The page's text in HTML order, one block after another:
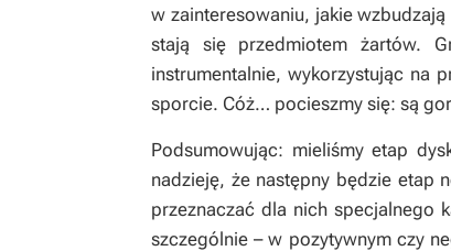
w zainteresowaniu, jakie
stają się przedmiotem żartów.
instrumentalnie, wykorzystując na
sporcie. Cóż… pocieszmy się: są
Podsumowując: mieliśmy etap
nadzieję, że następny będzie etap
przeznaczać dla nich specjalnego
szczególnie – w pozytywnym czy